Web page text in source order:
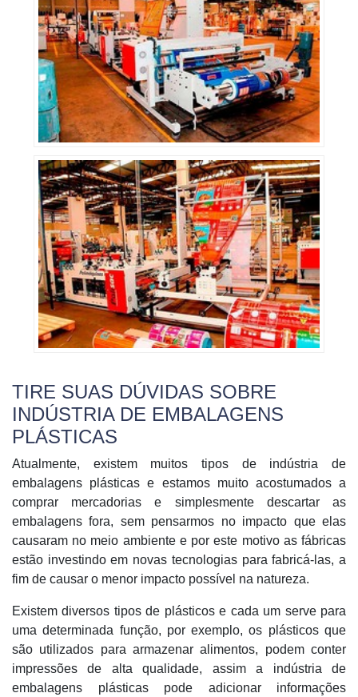
TIRE SUAS DÚVIDAS SOBRE
INDÚSTRIA DE EMBALAGENS
PLÁSTICAS
Atualmente, existem muitos tipos de indústria de
embalagens plásticas e estamos muito acostumados a
comprar mercadorias e simplesmente descartar as
embalagens fora, sem pensarmos no impacto que elas
causaram no meio ambiente e por este motivo as fábricas
estão investindo em novas tecnologias para fabricá-las, a
fim de causar o menor impacto possível na natureza.
Existem diversos tipos de plásticos e cada um serve para
uma determinada função, por exemplo, os plásticos que
são utilizados para armazenar alimentos, podem conter
impressões de alta qualidade, assim a indústria de
embalagens plásticas pode adicionar informações